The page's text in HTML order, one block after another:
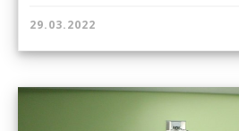
29.03.2022